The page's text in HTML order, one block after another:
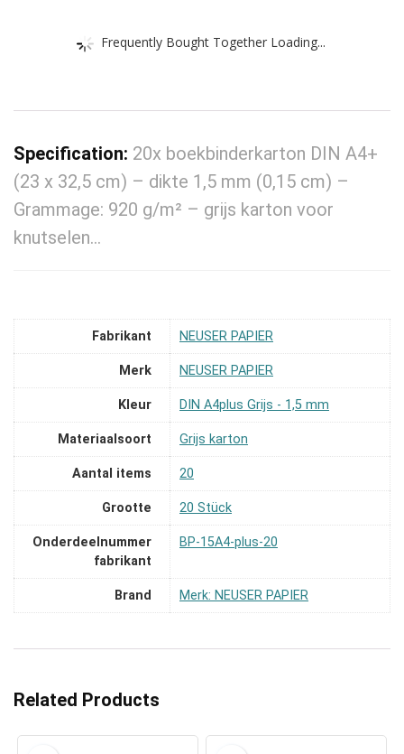
Frequently Bought Together Loading...
Specification: 20x boekbinderkarton DIN A4+
(23 x 32,5 cm) – dikte 1,5 mm (0,15 cm) –
Grammage: 920 g/m² – grijs karton voor
knutselen…
Fabrikant ‎NEUSER PAPIER
Merk ‎NEUSER PAPIER
Kleur ‎DIN A4plus Grijs - 1,5 mm
Materiaalsoort ‎Grijs karton
Aantal items ‎20
Grootte ‎20 Stück
Onderdeelnummer
fabrikant
‎BP-15A4-plus-20
Brand Merk: NEUSER PAPIER
Related Products